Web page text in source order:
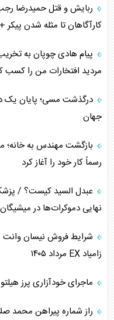
ربایش و قتل حمیدرضا
کارآگاهان تا مثله شدن پیکر
پیام هادی چوپان به
مردید افتخارات من را کسب
جهان
بازگشت مهندس به خانه؛
رسماً کار خود را آغاز کرد
عبدل السید کیست؟ / پزشک
نهایی دموکرات‌ها در میشیگان
شرایط فروش نیسان وانت
زامیاد EX مرداد ۱۴۰۵
ماجرای خودآزاری پرز
راز شماره پیراهن محمد